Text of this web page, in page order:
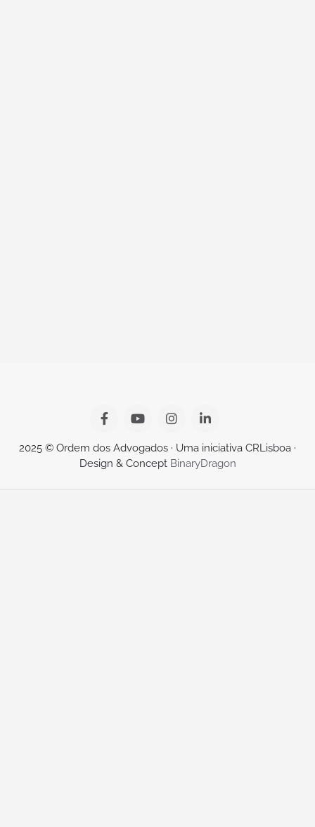
2025 © Ordem dos Advogados · Uma iniciativa CRLisboa ·
Design & Concept BinaryDragon